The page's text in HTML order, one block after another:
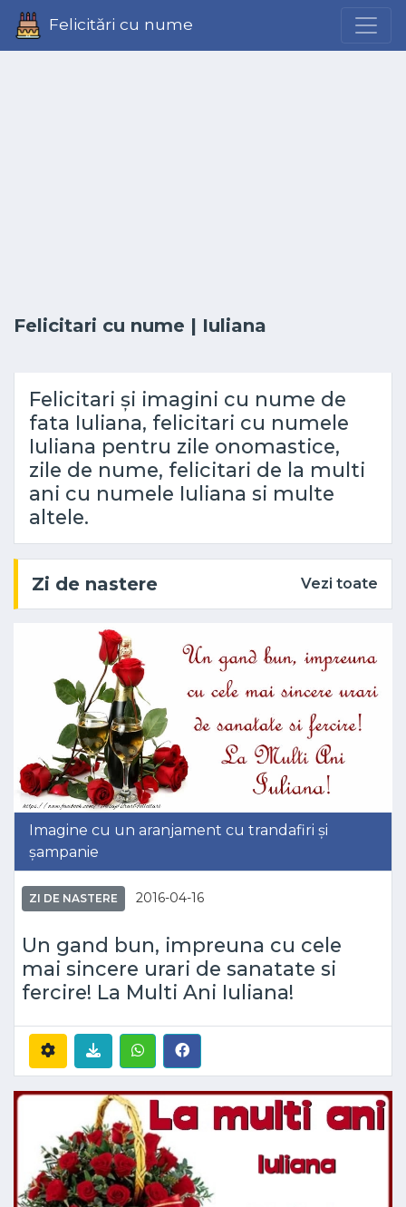
Felicitări cu nume
Felicitari cu nume | Iuliana
Felicitari și imagini cu nume de
fata Iuliana, felicitari cu numele
Iuliana pentru zile onomastice,
zile de nume, felicitari de la multi
ani cu numele Iuliana si multe
altele.
Zi de nastere Vezi toate
Imagine cu un aranjament cu trandafiri și
șampanie
ZI DE NASTERE 2016-04-16
Un gand bun, impreuna cu cele
mai sincere urari de sanatate si
fercire! La Multi Ani Iuliana!